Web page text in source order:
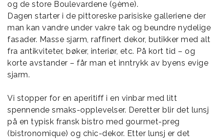
og de store Boulevardene (9ème).
Dagen starter i de pittoreske parisiske galleriene der
man kan vandre under vakre tak og beundre nydelige
fasader. Masse sjarm, raffinert dekor, butikker med alt
fra antikviteter, bøker, interiør, etc. På kort tid – og
korte avstander – får man et inntrykk av byens evige
sjarm.
Vi stopper for en aperitiff i en vinbar med litt
spennende smaks-opplevelser. Deretter blir det lunsj
på en typisk fransk bistro med gourmet-preg
(bistronomique) og chic-dekor. Etter lunsj er det